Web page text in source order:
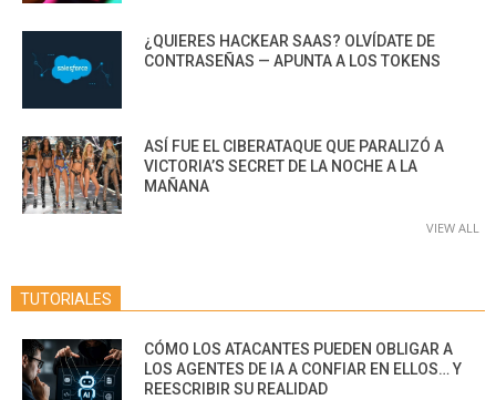
¿QUIERES HACKEAR SAAS? OLVÍDATE DE
CONTRASEÑAS — APUNTA A LOS TOKENS
ASÍ FUE EL CIBERATAQUE QUE PARALIZÓ A
VICTORIA’S SECRET DE LA NOCHE A LA
MAÑANA
VIEW ALL
TUTORIALES
CÓMO LOS ATACANTES PUEDEN OBLIGAR A
LOS AGENTES DE IA A CONFIAR EN ELLOS… Y
REESCRIBIR SU REALIDAD